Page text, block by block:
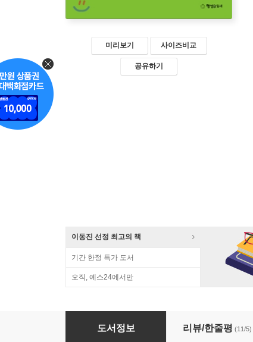
미리보기 사이즈비교
공유하기
이동진 선정 최고의 책
기간 한정 특가 도서
오직, 예스24에서만
맛 이야기
도서정보 리뷰/한줄평 (11/5)